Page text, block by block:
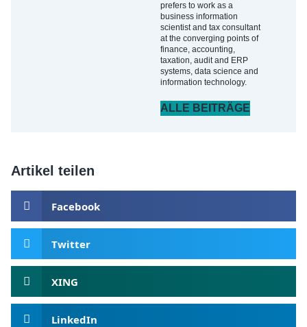
prefers to work as a
business information
scientist and tax consultant
at the converging points of
finance, accounting,
taxation, audit and ERP
systems, data science and
information technology.
ALLE BEITRÄGE
Artikel teilen
Facebook
Twitter
XING
LinkedIn